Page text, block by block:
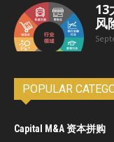
13
风
POPULAR
Capital M&A 资本拼购